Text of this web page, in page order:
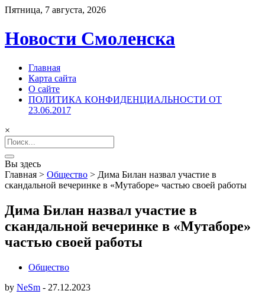
Пятница, 7 августа, 2026
Новости Смоленска
Главная
Карта сайта
О сайте
ПОЛИТИКА КОНФИДЕНЦИАЛЬНОСТИ ОТ
23.06.2017
×
Search
for:
Вы здесь
Главная > Общество > Дима Билан назвал участие в
скандальной вечеринке в «Мутаборе» частью своей работы
Дима Билан назвал участие в
скандальной вечеринке в «Мутаборе»
частью своей работы
Общество
by NeSm - 27.12.2023